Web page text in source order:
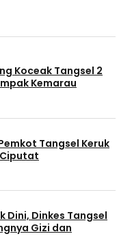
Koceak Tangsel 2
Kemarau
Tangsel Keruk
Dini, Dinkes Tangsel
Gizi dan